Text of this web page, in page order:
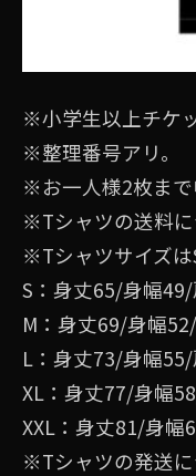
※⼩学⽣以上チケ
※整理番号アリ。
※お⼀⼈様2枚まで
※Tシャツの送料に
※Tシャツサイズは
S：身丈65/身幅
M：身丈69/身幅
L：身丈73/身幅
XL：身丈77/身幅
XXL：身丈81/身
※Tシャツの発送